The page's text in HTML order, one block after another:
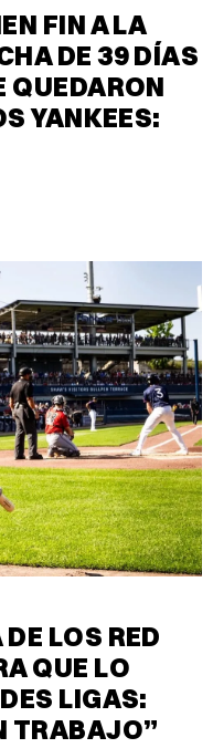
FIN A LA
DE 39 DÍAS
QUEDARON
YANKEES:
LOS RED
QUE LO
LIGAS:
TRABAJO”